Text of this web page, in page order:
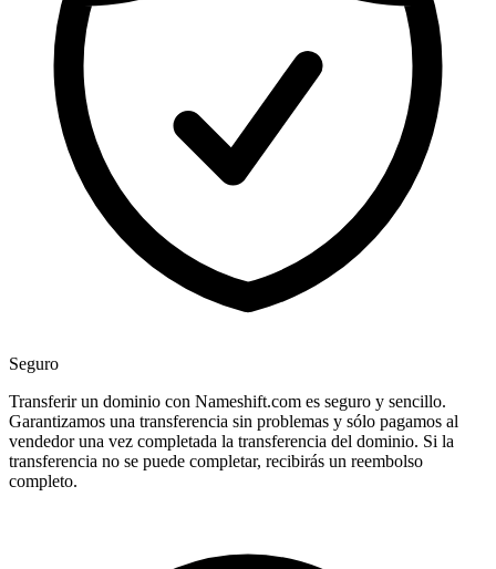
Seguro
Transferir un dominio con Nameshift.com es seguro y sencillo.
Garantizamos una transferencia sin problemas y sólo pagamos al
vendedor una vez completada la transferencia del dominio. Si la
transferencia no se puede completar, recibirás un reembolso
completo.